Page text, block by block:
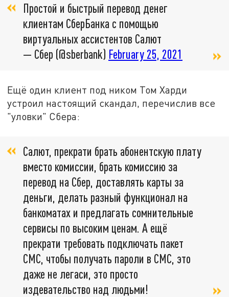
Простой и быстрый перевод денег
клиентам СберБанка с помощью
виртуальных ассистентов Салют
— Сбер (@sberbank) February 25, 2021
Ещё один клиент под ником Том Харди
устроил настоящий скандал, перечислив все
"уловки" Сбера:
Салют, прекрати брать абонентскую плату
вместо комиссии, брать комиссию за
перевод на Сбер, доставлять карты за
деньги, делать разный функционал на
банкоматах и предлагать сомнительные
сервисы по высоким ценам. А ещё
прекрати требовать подключать пакет
СМС, чтобы получать пароли в СМС, это
даже не легаси, это просто
издевательство над людьми!